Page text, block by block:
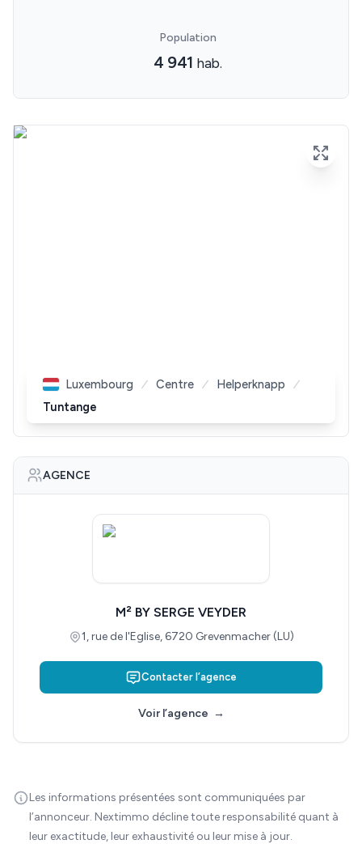
Population
4 941 hab.
Luxembourg Centre
Helperknapp
Tuntange
AGENCE
M² BY SERGE VEYDER
1, rue de l'Eglise, 6720 Grevenmacher (LU)
Contacter l’agence
Voir l’agence →
Les informations présentées sont communiquées par
l’annonceur. Nextimmo décline toute responsabilité quant à
leur exactitude, leur exhaustivité ou leur mise à jour.